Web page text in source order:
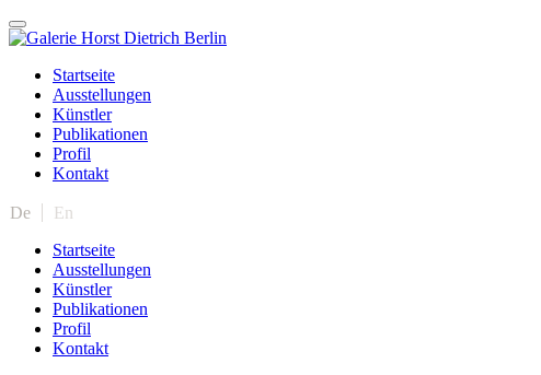
Startseite
Ausstellungen
Künstler
Publikationen
Profil
Kontakt
De
En
Startseite
Ausstellungen
Künstler
Publikationen
Profil
Kontakt